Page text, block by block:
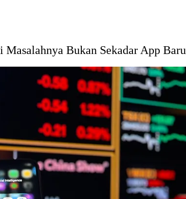
Bukan Sekadar App Baru